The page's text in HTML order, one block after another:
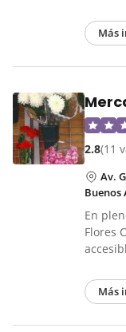
Más
2.8(11
Av.
Buenos
En
Flores
Más